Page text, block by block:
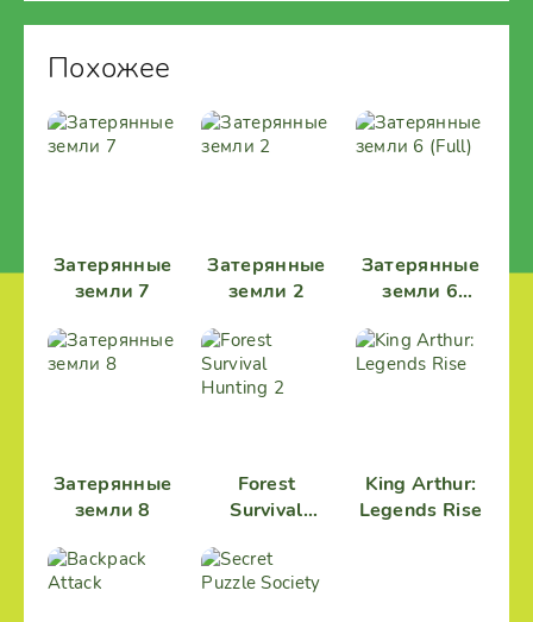
Похожее
Затерянные
земли 7
Затерянные
земли 2
Затерянные
земли 6
Затерянные
земли 8
Forest
Survival
King Arthur:
Legends Rise